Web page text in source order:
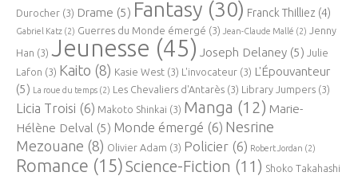
Durocher (3) Drame (5) Fantasy (30) Franck Thilliez (4)
Gabriel Katz (2) Guerres du Monde émergé (3) Jean-Claude Mallé (2) Jenny
Han (3) Jeunesse (45) Joseph Delaney (5) Julie
Lafon (3) Kaito (8) Kasie West (3) L'invocateur (3) L'Épouvanteur
(5) La roue du temps (2) Les Chevaliers d'Antarès (3) Library Jumpers (3)
Licia Troisi (6) Makoto Shinkai (3) Manga (12) Marie-
Hélène Delval (5) Monde émergé (6) Nesrine
Mezouane (8) Olivier Adam (3) Policier (6) Robert Jordan (2)
Romance (15)Science-Fiction (11) Shoko Takahashi